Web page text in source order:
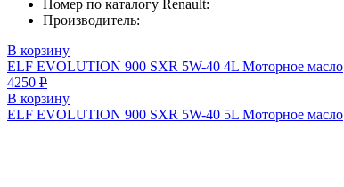
Номер по каталогу Renault:
Производитель:
В корзину
ELF EVOLUTION 900 SXR 5W-40 4L Моторное масло
4250 Р
В корзину
ELF EVOLUTION 900 SXR 5W-40 5L Моторное масло